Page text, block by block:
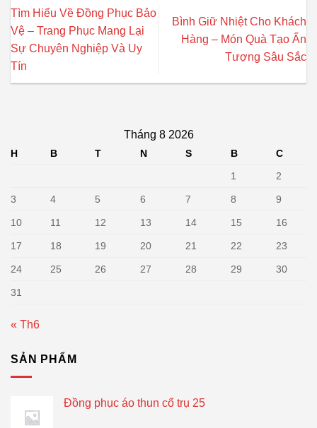
Tìm Hiểu Về Đồng Phục Bảo
Vệ – Trang Phục Mang Lại
Sự Chuyên Nghiệp Và Uy
Tín
Bình Giữ Nhiệt Cho Khách
Hàng – Món Quà Tạo Ấn
Tượng Sâu Sắc
Tháng 8 2026
H B T N S B
C
1
2
3 4 5 6 7 8 9
10 11 12 13 14 15 16
17 18 19 20 21 22 23
24 25 26 27 28 29 30
31
« Th6
SẢN PHẨM
Đồng phục áo thun cổ trụ 25